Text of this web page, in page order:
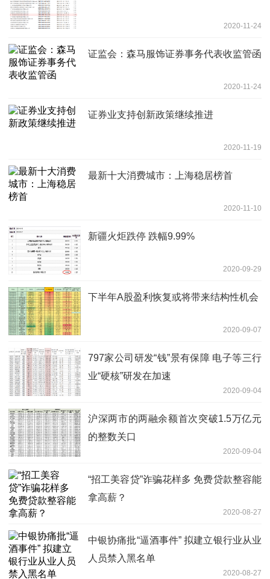
2020-11-24
证监会：森马服饰证券事务代表收监管函
2020-11-24
证券业支持创新政策继续推进
2020-11-19
最新十大消费城市：上海稳居榜首
2020-11-10
新疆火炬跌停 跌幅9.99%
2020-09-29
下半年A股盈利恢复或将带来结构性机会
2020-09-07
797家公司研发“钱”景有保障 电子等三行
业“硬核”研发在加速
2020-09-04
沪深两市的两融余额首次突破1.5万亿元
的整数关口
2020-09-04
“招工美容贷”诈骗花样多 免费贷款整容能
拿高薪？
2020-08-27
中银协痛批“逼酒事件” 拟建立银行业从业
人员禁入黑名单
2020-08-27